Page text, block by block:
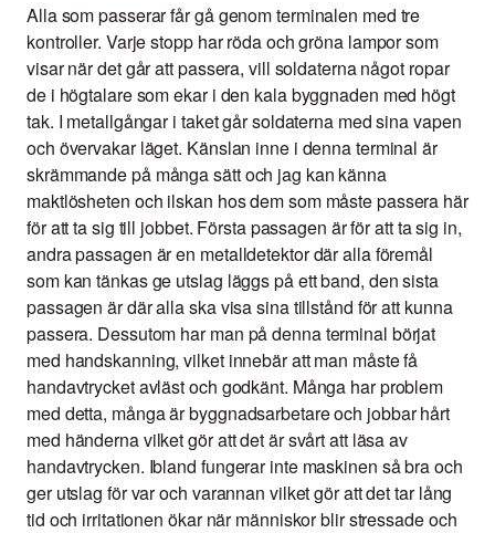
Alla som passerar får gå genom terminalen med tre
kontroller. Varje stopp har röda och gröna lampor som
visar när det går att passera, vill soldaterna något ropar
de i högtalare som ekar i den kala byggnaden med högt
tak. I metallgångar i taket går soldaterna med sina vapen
och övervakar läget. Känslan inne i denna terminal är
skrämmande på många sätt och jag kan känna
maktlösheten och ilskan hos dem som måste passera här
för att ta sig till jobbet. Första passagen är för att ta sig in,
andra passagen är en metalldetektor där alla föremål
som kan tänkas ge utslag läggs på ett band, den sista
passagen är där alla ska visa sina tillstånd för att kunna
passera. Dessutom har man på denna terminal börjat
med handskanning, vilket innebär att man måste få
handavtrycket avläst och godkänt. Många har problem
med detta, många är byggnadsarbetare och jobbar hårt
med händerna vilket gör att det är svårt att läsa av
handavtrycken. Ibland fungerar inte maskinen så bra och
ger utslag för var och varannan vilket gör att det tar lång
tid och irritationen ökar när människor blir stressade och